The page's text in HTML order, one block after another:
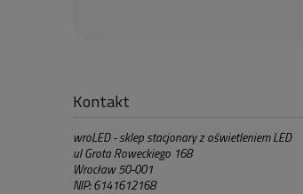
Kontakt
wroLED - sklep stacjonary z oświetleniem LED
ul Grota Roweckiego 168
Wrocław 50-001
NIP: 6141612168